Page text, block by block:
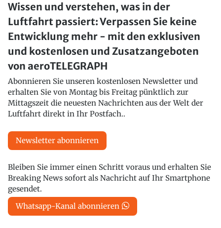
Wissen und verstehen, was in der
Luftfahrt passiert: Verpassen Sie keine
Entwicklung mehr - mit den exklusiven
und kostenlosen und Zusatzangeboten
von aeroTELEGRAPH
Abonnieren Sie unseren kostenlosen Newsletter und
erhalten Sie von Montag bis Freitag pünktlich zur
Mittagszeit die neuesten Nachrichten aus der Welt der
Luftfahrt direkt in Ihr Postfach..
Newsletter abonnieren
Bleiben Sie immer einen Schritt voraus und erhalten Sie
Breaking News sofort als Nachricht auf Ihr Smartphone
gesendet.
Whatsapp-Kanal abonnieren